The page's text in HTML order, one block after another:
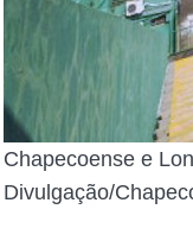
Chapecoense e
Divulgação/